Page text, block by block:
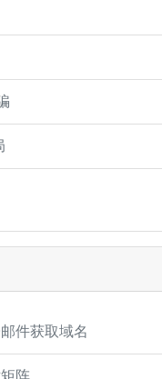
件获取域名